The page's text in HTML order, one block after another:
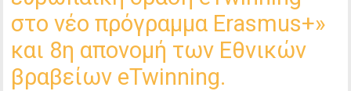
στο νέο πρόγραμμα Erasmus+»
και 8η απονομή των Εθνικών
βραβείων eTwinning.